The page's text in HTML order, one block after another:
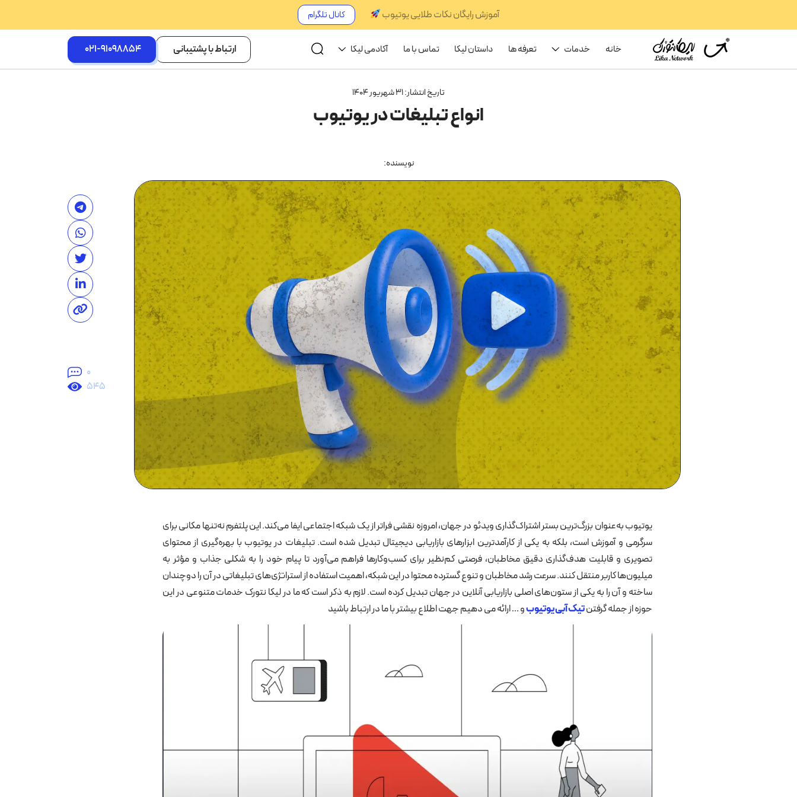
آموزش رایگان نکات طلایی یوتیوب کانال تلگرام
خانه خدمات تعرفه ها داستان لیکا تماس با ما آکادمی لیکا ارتباط با پشتیبانی 021-91098854
تاریخ انتشار: 31 شهریور 1404
انواع تبلیغات در یوتیوب
نویسنده:
یوتیوب به‌عنوان بزرگ‌ترین بستر اشتراک‌گذاری ویدئو در جهان، امروزه نقشی فراتر از یک شبکه اجتماعی ایفا می‌کند. این پلتفرم نه‌تنها مکانی برای
سرگرمی و آموزش است، بلکه به یکی از کارآمدترین ابزارهای بازاریابی دیجیتال تبدیل شده است. تبلیغات در یوتیوب با بهره‌گیری از محتوای
تصویری و قابلیت هدف‌گذاری دقیق مخاطبان، فرصتی کم‌نظیر برای کسب‌وکارها فراهم می‌آورد تا پیام خود را به شکلی جذاب و مؤثر به
میلیون‌ها کاربر منتقل کنند. سرعت رشد مخاطبان و تنوع گسترده محتوا در این شبکه، اهمیت استفاده از استراتژی‌های تبلیغاتی در آن را دوچندان
ساخته و آن را به یکی از ستون‌های اصلی بازاریابی آنلاین در جهان تبدیل کرده است. لازم به ذکر است که ما در لیکا نتورک خدمات متنوعی در این
حوزه از جمله گرفتنتیک آبی یوتیوبو … ارائه می دهیم جهت اطلاع بیشتر با ما در ارتباط باشید
0
545